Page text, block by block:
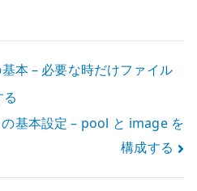
本 – 必要な時だけファイル
基本設定 – pool と image を
構成する